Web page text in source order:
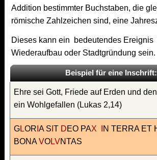
Addition bestimmter Buchstaben, die
römische Zahlzeichen sind, eine
Dieses kann ein bedeutendes Ereignis
Wiederaufbau oder Stadtgründung sein.
Beispiel für eine Inschrift:
Ehre sei Gott, Friede auf Erden und
ein Wohlgefallen (Lukas 2,14)
GLOR A S T DEO PAX N TERRA ET
BONAVOLVNTAS